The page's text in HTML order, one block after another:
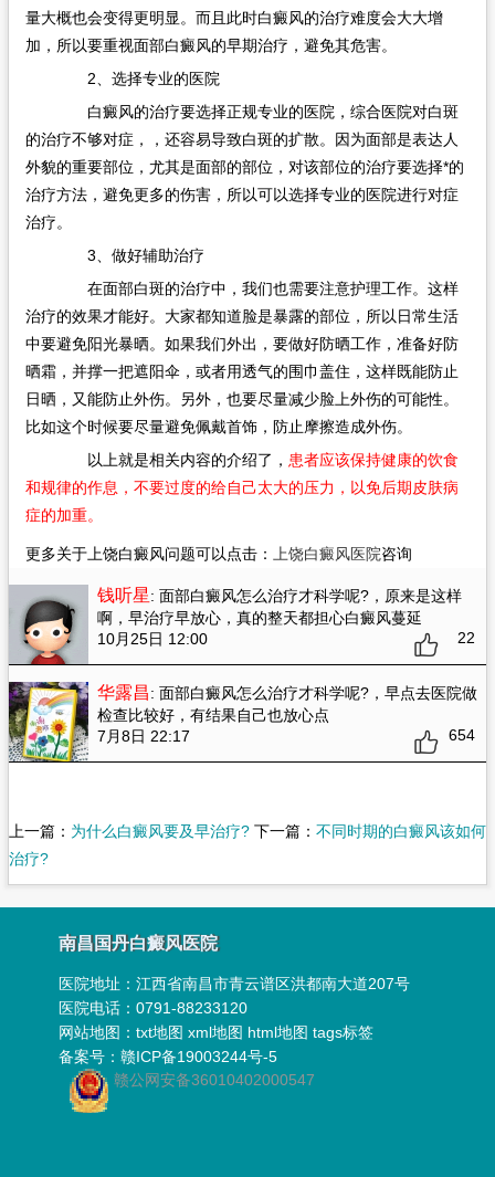
量大概也会变得更明显。而且此时白癜风的治疗难度会大大增
加，所以要重视面部白癜风的早期治疗，避免其危害。
2、选择专业的医院
白癜风的治疗要选择正规专业的医院，综合医院对白斑
的治疗不够对症，，还容易导致白斑的扩散。因为面部是表达人
外貌的重要部位，尤其是面部的部位，对该部位的治疗要选择*的
治疗方法，避免更多的伤害，所以可以选择专业的医院进行对症
治疗。
3、做好辅助治疗
在面部白斑的治疗中，我们也需要注意护理工作。这样
治疗的效果才能好。大家都知道脸是暴露的部位，所以日常生活
中要避免阳光暴晒。如果我们外出，要做好防晒工作，准备好防
晒霜，并撑一把遮阳伞，或者用透气的围巾盖住，这样既能防止
日晒，又能防止外伤。另外，也要尽量减少脸上外伤的可能性。
比如这个时候要尽量避免佩戴首饰，防止摩擦造成外伤。
以上就是相关内容的介绍了， 患者应该保持健康的饮食
和规律的作息，不要过度的给自己太大的压力，以免后期皮肤病
症的加重。
更多关于上饶白癜风问题可以点击： 上饶白癜风医院咨询
钱听星: 面部白癜风怎么治疗才科学呢?，原来是这样
啊，早治疗早放心，真的整天都担心白癜风蔓延
10月25日 12:00
22
华露昌: 面部白癜风怎么治疗才科学呢?，早点去医院做
检查比较好，有结果自己也放心点
7月8日 22:17
654
上一篇： 为什么白癜风要及早治疗?下一篇： 不同时期的白癜风该如何
治疗?
南昌国丹白癜风医院
医院地址：江西省南昌市青云谱区洪都南大道207号
医院电话：0791-88233120
网站地图：txt地图 xml地图 html地图 tags标签
备案号：赣ICP备19003244号-5
赣公网安备36010402000547